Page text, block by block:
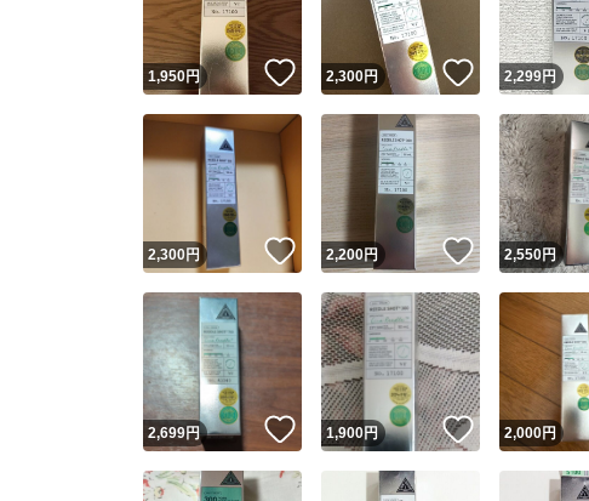
1,950円 いいね！
2,300円 いいね！
2,299円
2,300円 いいね！
2,200円 いいね！
2,550円
2,699円 いいね！
1,900円 いいね！
2,000円